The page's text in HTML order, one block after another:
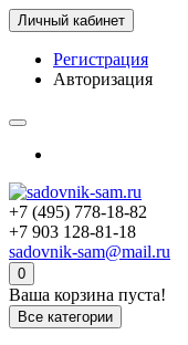
Личный кабинет
Регистрация
Авторизация
+7 (495) 778-18-82
+7 903 128-81-18
sadovnik-sam@mail.ru
0
Ваша корзина пуста!
Все категории